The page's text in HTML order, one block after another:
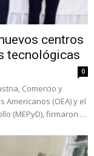
centros
tecnológicas
0
Comercio y
Americanos (OEA) y el
(MEPyD), firmaron …